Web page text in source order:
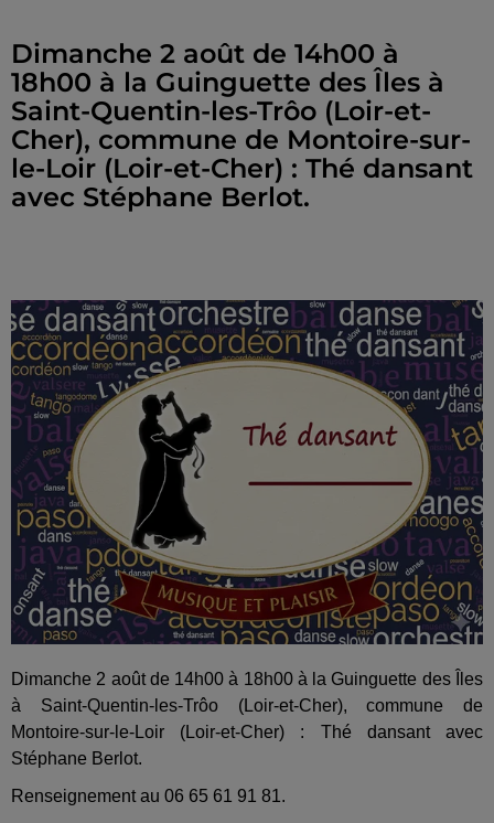
Dimanche 2 août de 14h00 à
18h00 à la Guinguette des Îles à
Saint-Quentin-les-Trôo (Loir-et-
Cher), commune de Montoire-sur-
le-Loir (Loir-et-Cher) : Thé dansant
avec Stéphane Berlot.
Dimanche 2 août de 14h00 à 18h00 à la Guinguette des Îles
à Saint-Quentin-les-Trôo (Loir-et-Cher), commune de
Montoire-sur-le-Loir (Loir-et-Cher) : Thé dansant avec
Stéphane Berlot.
Renseignement au 06 65 61 91 81.